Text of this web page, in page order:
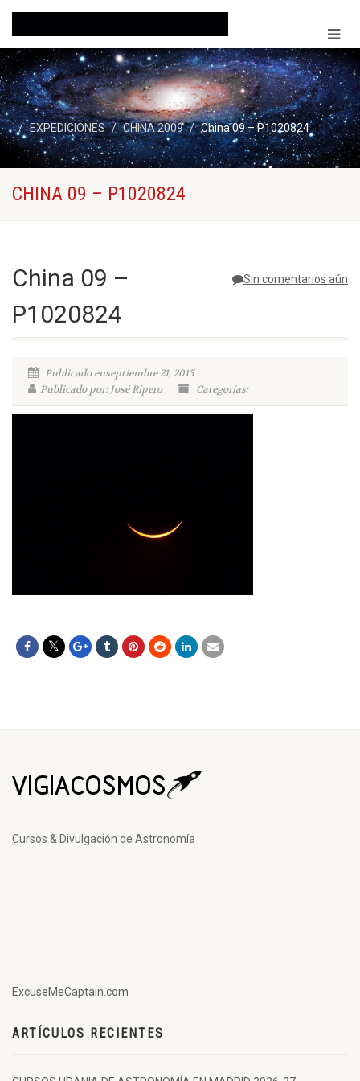
EXPEDICIONES CHINA 2009 China 09 – P1020824
CHINA 09 – P1020824
Sin comentarios aún
China 09 –
P1020824
Publicado enseptiembre 21, 2015
Publicado por: José Ripero
Categorías:
Cursos & Divulgación de Astronomía
ExcuseMeCaptain.com
ARTÍCULOS RECIENTES